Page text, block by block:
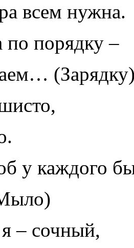
всем нужна.
по порядку –
у каждого
– сочный,